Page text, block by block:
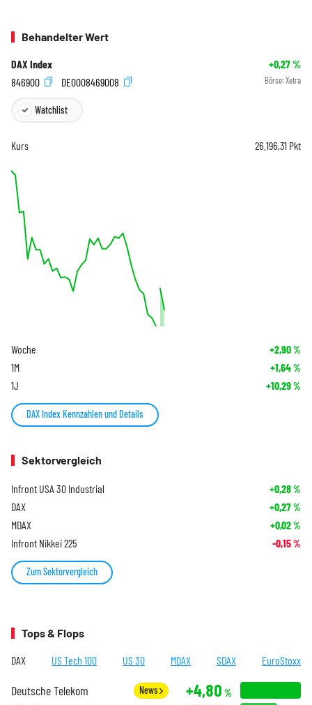
Behandelter Wert
DAX Index +0,27%
846900
DE0008469008 Börse: Xetra
Watchlist
Kurs 26.196,31 Pkt
Woche +2,90%
1M +1,64%
1J +10,29%
DAX Index Kennzahlen und Details
Sektorvergleich
Infront USA 30 Industrial +0,28%
DAX +0,27%
MDAX +0,02%
Infront Nikkei 225 -0,15%
Zum Sektorvergleich
Tops & Flops
DAX US Tech 100 US 30 MDAX SDAX EuroStoxx
Deutsche Telekom News +4,80 %